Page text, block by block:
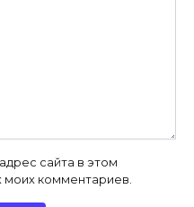
сайта в этом
моих комментариев.